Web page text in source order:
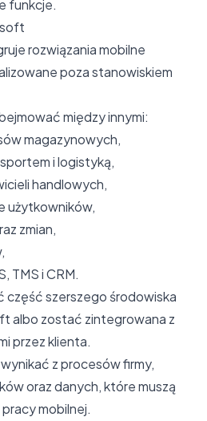
funkcje.
rozwiązania mobilne
poza stanowiskiem
między innymi:
magazynowych,
i logistyką,
handlowych,
użytkowników,
zmian,
TMS i CRM.
część szerszego środowiska
albo zostać zintegrowana z
przez klienta.
z procesów firmy,
oraz danych, które muszą
mobilnej.